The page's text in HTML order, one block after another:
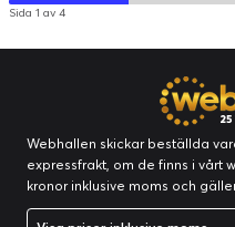
Sida 1 av 4
Webhallen skickar beställda
expressfrakt, om de finns i vårt
kronor inklusive moms och